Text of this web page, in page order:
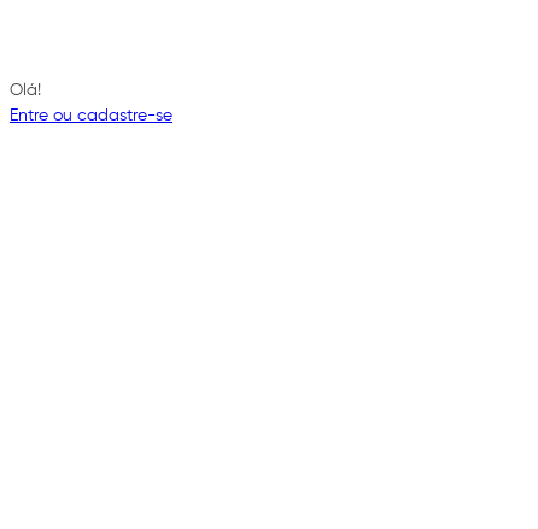
Olá!
Entre ou cadastre-se